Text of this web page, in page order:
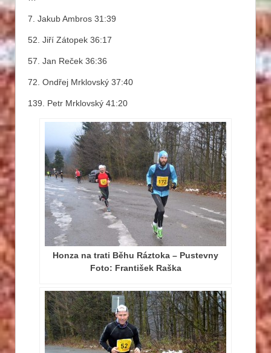
7. Jakub Ambros 31:39
52. Jiří Zátopek 36:17
57. Jan Reček 36:36
72. Ondřej Mrklovský 37:40
139. Petr Mrklovský 41:20
Honza na trati Běhu Ráztoka – Pustevny
Foto: František Raška